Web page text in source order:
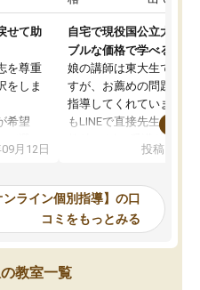
せて助
を尊重
をしま
希望
ど選ぶ
良いか
ま
方で決
月12日
自宅で現役国公立大学生
ブルな価格で学べる
娘の講師は東大生では無
すが、お薦めの問題集や
指導してくれています。
もLINEで直接先生に質問
めれるので、個人に合
いなのがあり(有料)、受
ことをどんなスケジュー
くか相談したのですが、
ち期待したものではなく
内容でした。それでも明
やる気も出ましたし、苦
投稿日：
ライン個別指導】の口
コミをもっとみる
教室一覧